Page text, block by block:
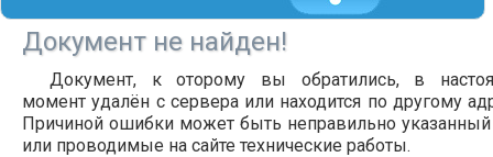
Документ не найден!
Документ, к оторому вы обратились, в
момент удалён с сервера или находится по другому
Причиной ошибки может быть неправильно указанный
или проводимые на сайте технические работы.